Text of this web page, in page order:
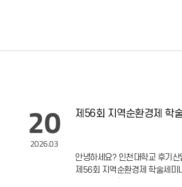
제56회 지역순환경제 학
안녕하세요? 인천대학교 후기
제56회 지역순환경제 학술세미
2026.03
20